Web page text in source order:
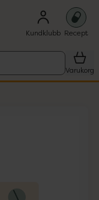
Kundklubb Recept
Varukorg